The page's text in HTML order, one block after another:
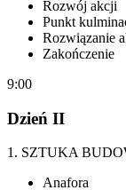
Rozwój akcji
Punkt
Rozwiązanie
Zakończenie
9:00
Dzień II
1. SZTUKA
Anafora